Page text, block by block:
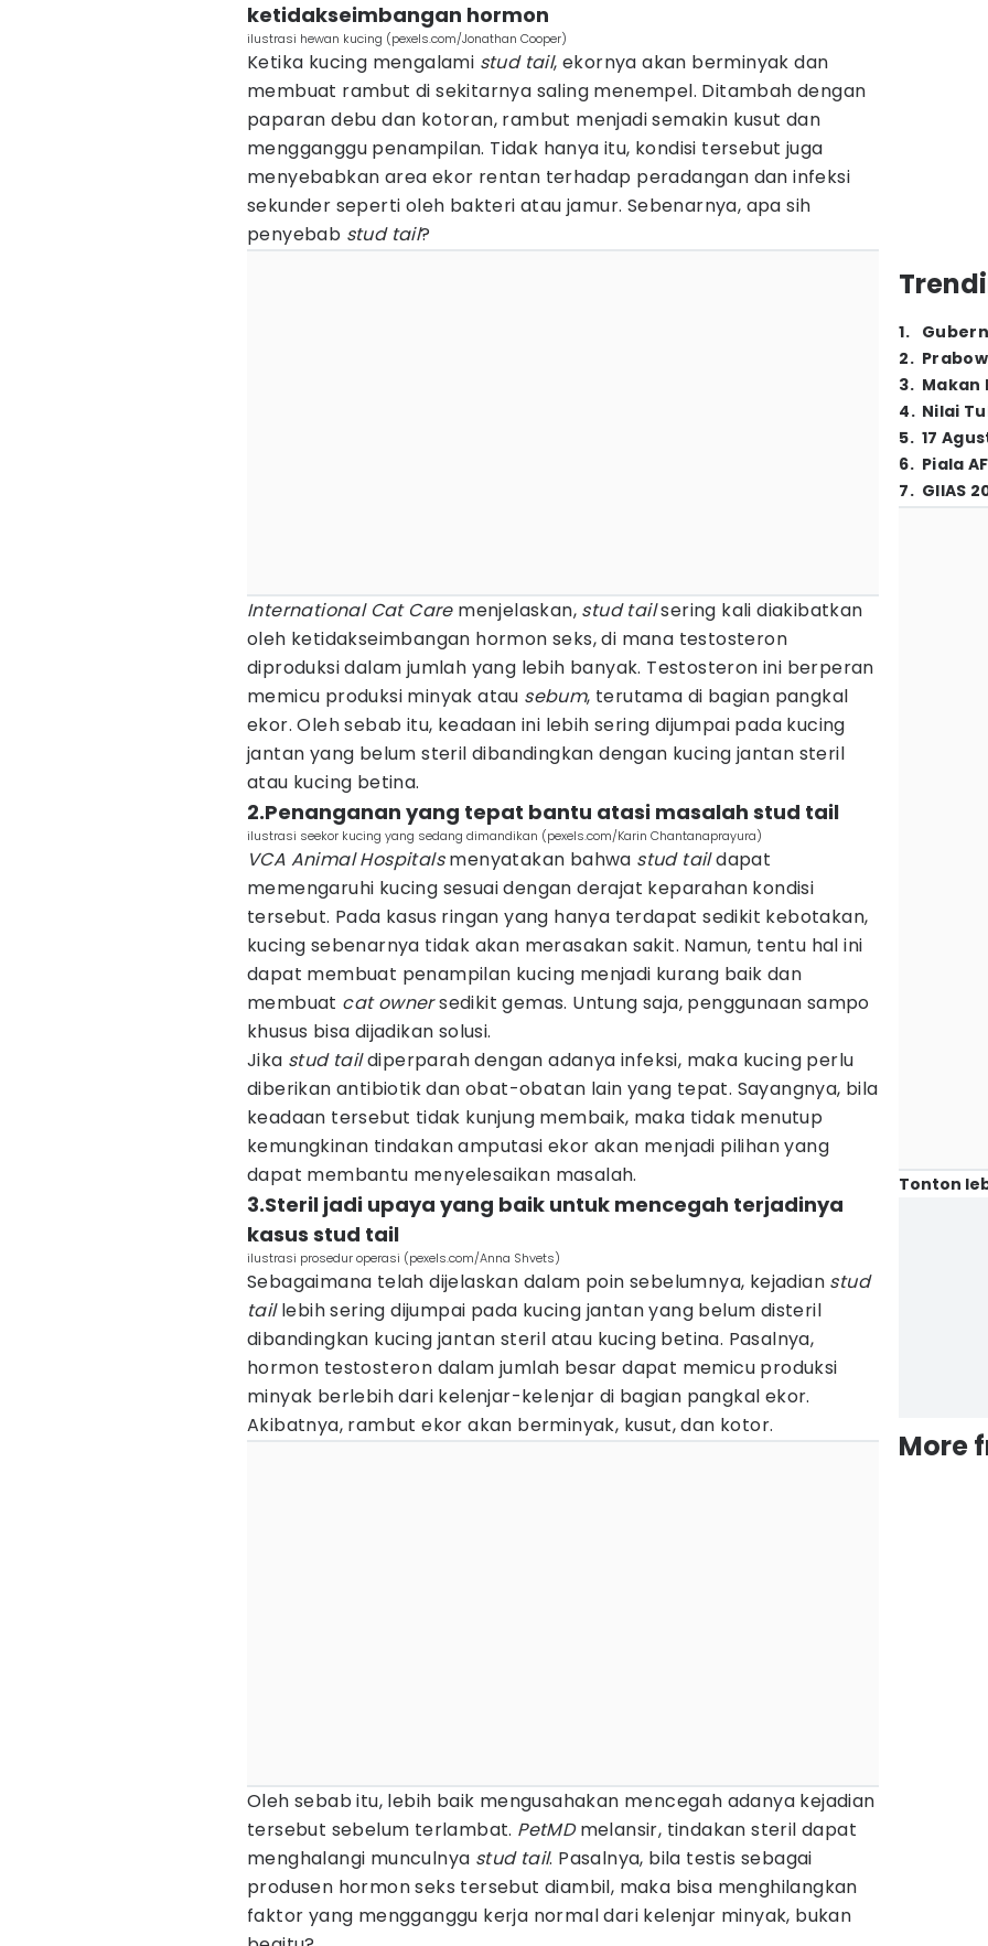
ketidakseimbangan hormon
ilustrasi hewan kucing (pexels.com/Jonathan Cooper)
Ketika kucing mengalami stud tail, ekornya akan berminyak dan
membuat rambut di sekitarnya saling menempel. Ditambah dengan
paparan debu dan kotoran, rambut menjadi semakin kusut dan
mengganggu penampilan. Tidak hanya itu, kondisi tersebut juga
menyebabkan area ekor rentan terhadap peradangan dan infeksi
sekunder seperti oleh bakteri atau jamur. Sebenarnya, apa sih
penyebab stud tail?
International Cat Caremenjelaskan, stud tailsering kali diakibatkan
oleh ketidakseimbangan hormon seks, di mana testosteron
diproduksi dalam jumlah yang lebih banyak. Testosteron ini berperan
memicu produksi minyak atau sebum, terutama di bagian pangkal
ekor. Oleh sebab itu, keadaan ini lebih sering dijumpai pada kucing
jantan yang belum steril dibandingkan dengan kucing jantan steril
atau kucing betina.
2.Penanganan yang tepat bantu atasi masalah stud tail
ilustrasi seekor kucing yang sedang dimandikan (pexels.com/Karin Chantanaprayura)
VCA Animal Hospitalsmenyatakan bahwa stud taildapat
memengaruhi kucing sesuai dengan derajat keparahan kondisi
tersebut. Pada kasus ringan yang hanya terdapat sedikit kebotakan,
kucing sebenarnya tidak akan merasakan sakit. Namun, tentu hal ini
dapat membuat penampilan kucing menjadi kurang baik dan
membuat cat ownersedikit gemas. Untung saja, penggunaan sampo
khusus bisa dijadikan solusi.
Jika stud taildiperparah dengan adanya infeksi, maka kucing perlu
diberikan antibiotik dan obat-obatan lain yang tepat. Sayangnya, bila
keadaan tersebut tidak kunjung membaik, maka tidak menutup
kemungkinan tindakan amputasi ekor akan menjadi pilihan yang
dapat membantu menyelesaikan masalah.
3.Steril jadi upaya yang baik untuk mencegah terjadinya
kasus stud tail
ilustrasi prosedur operasi (pexels.com/Anna Shvets)
Sebagaimana telah dijelaskan dalam poin sebelumnya, kejadian stud
taillebih sering dijumpai pada kucing jantan yang belum disteril
dibandingkan kucing jantan steril atau kucing betina. Pasalnya,
hormon testosteron dalam jumlah besar dapat memicu produksi
minyak berlebih dari kelenjar-kelenjar di bagian pangkal ekor.
Akibatnya, rambut ekor akan berminyak, kusut, dan kotor.
Oleh sebab itu, lebih baik mengusahakan mencegah adanya kejadian
tersebut sebelum terlambat. PetMDmelansir, tindakan steril dapat
menghalangi munculnya stud tail. Pasalnya, bila testis sebagai
produsen hormon seks tersebut diambil, maka bisa menghilangkan
faktor yang mengganggu kerja normal dari kelenjar minyak, bukan
1.
2.
3. Makan
4. Nilai
5. 17
6. Piala
7. GIIAS
Tonton
More